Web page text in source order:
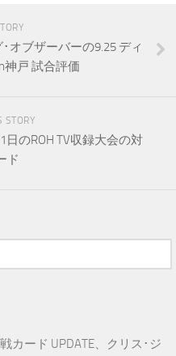
オブザーバーの9.25 ディ
神戸 試合評価
STORY
日のROH TV収録大会の対
ド
カード UPDATE、クリス･ジ